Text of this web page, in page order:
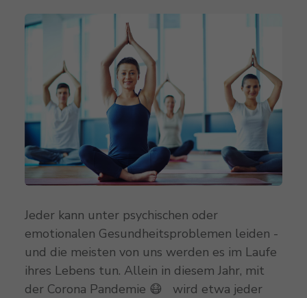
Jeder kann unter psychischen oder
emotionalen Gesundheitsproblemen leiden -
und die meisten von uns werden es im Laufe
ihres Lebens tun. Allein in diesem Jahr, mit
der Corona Pandemie 😷 wird etwa jeder